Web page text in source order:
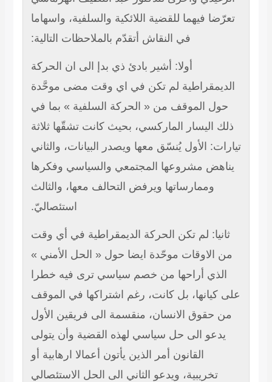
فيهما للقضية اللائكية والسلفية، واسهاما
في النقاش أتقدّم بالملاحظات التالية:
أولا: أشير بادئ ذي بدإ الى ان الحركة
لم تكن في اي وقت مضى موحَّدة
الموقف من « الحركة السلفية » بما في
اليسار الماركسي، بحيث كانت تشقّها ثلاثة
الأول يُنسّق معها ويصدر البيانات، والثاني
مشروعها المجتمعي والسياسي وفكرها
وممارساتها ويرفض التحالف معها، والثالث
لم تكن الحركة الديمقراطية في أي وقت
الاوقات موحّدة ايضا حول « الحل الأمني »
أراحها من خصم سياسي ترى فيه خطرا
بل كانت، رغم اشتراكها في الموقف
حقوق الانسان، منقسمة الى فريقين الأول
الى حل سياسي لهذه القضية وأن يتولى
القانون أمر الذين يأتون أعمالا ارهابية أو
تخريبية، ويدعو الثاني الى الحل الاستئصالي